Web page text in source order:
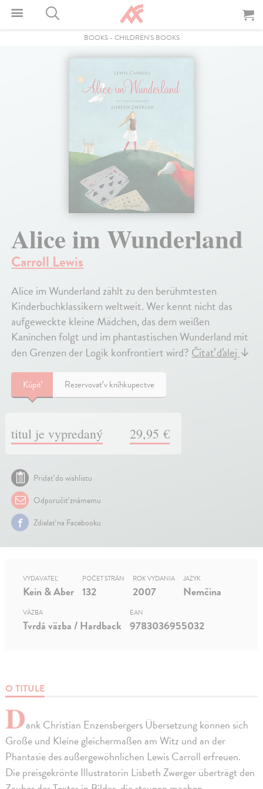
BOOKS- CHILDREN'S BOOKS
Alice im Wunderland
Carroll Lewis
Alice im Wunderland zählt zu den berühmtesten
Kinderbuchklassikern weltweit. Wer kennt nicht das
aufgeweckte kleine Mädchen, das dem weißen
Kaninchen folgt und im phantastischen Wunderland mit
den Grenzen der Logik konfrontiert wird? Čítať ďalej ↓
Kúpiť Rezervovať v kníhkupectve
titul je vypredaný 29,95 €
Pridať do wishlistu
Odporučiť známemu
Zdielať na Facebooku
O TITULE
Dank Christian Enzensbergers Übersetzung können sich
Große und Kleine gleichermaßen am Witz und an der
Phantasie des außergewöhnlichen Lewis Carroll erfreuen.
Die preisgekrönte Illustratorin Lisbeth Zwerger überträgt den
VYDAVATEĽ
Kein & Aber
POČET STRÁN
132
ROK VYDANIA
2007
JAZYK
Nemčina
VÄZBA
Tvrdá väzba / Hardback
EAN
9783036955032